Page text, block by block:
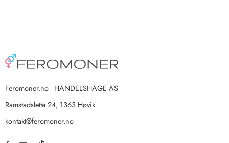
Feromoner.no - HANDELSHAGE AS
Ramstadsletta 24, 1363 Høvik
kontakt@feromoner.no